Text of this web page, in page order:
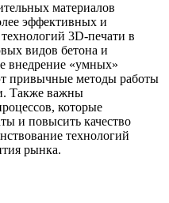
материалов
эффективных и
3D-печати в
видов бетона и
внедрение «умных»
привычные методы работы
Также важны
которые
и повысить качество
технологий
рынка.